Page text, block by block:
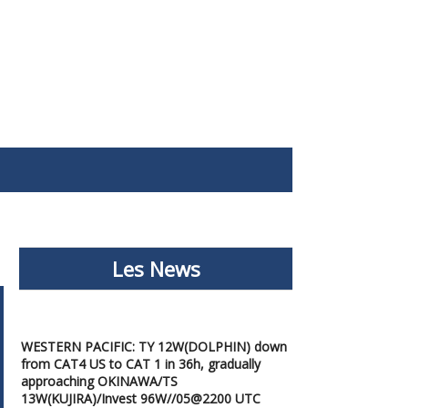
Les News
from CAT4 US to CAT 1 in 36h, gradually
approaching OKINAWA/TS
13W(KUJIRA)/Invest 96W//05@2200 UTC